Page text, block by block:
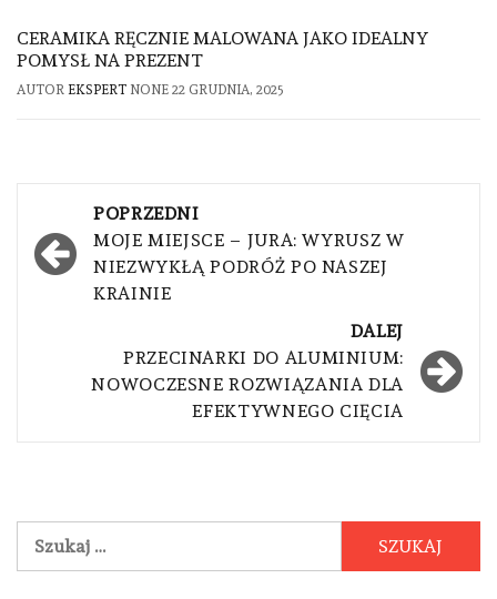
CERAMIKA RĘCZNIE MALOWANA JAKO IDEALNY
POMYSŁ NA PREZENT
AUTOR EKSPERT NONE 22 GRUDNIA, 2025
Nawigacja
wpisu
POPRZEDNI
MOJE MIEJSCE – JURA: WYRUSZ W
NIEZWYKŁĄ PODRÓŻ PO NASZEJ
KRAINIE
DALEJ
PRZECINARKI DO ALUMINIUM:
NOWOCZESNE ROZWIĄZANIA DLA
EFEKTYWNEGO CIĘCIA
Szukaj: